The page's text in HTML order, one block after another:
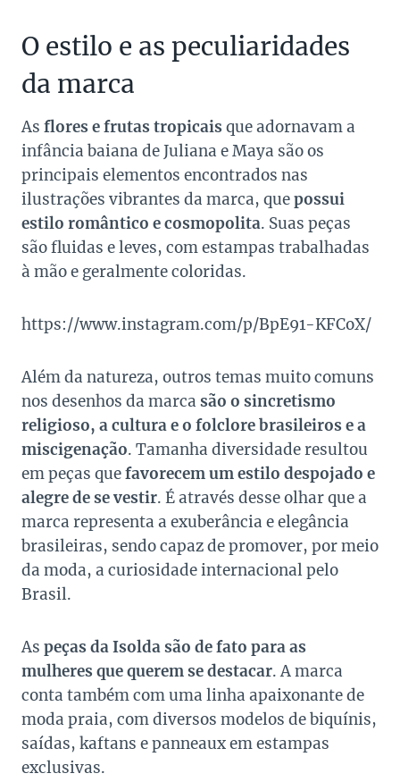
O estilo e as peculiaridades
da marca
As flores e frutas tropicais que adornavam a
infância baiana de Juliana e Maya são os
principais elementos encontrados nas
ilustrações vibrantes da marca, quepossui
estilo romântico e cosmopolita. Suas peças
são fluidas e leves, com estampas trabalhadas
à mão e geralmente coloridas.
https://www.instagram.com/p/BpE91-KFCoX/
Além da natureza, outros temas muito comuns
nos desenhos da marca são o sincretismo
religioso, a cultura e o folclore brasileiros e a
miscigenação. Tamanha diversidade resultou
em peças quefavorecem um estilo despojado e
alegre de se vestir. É através desse olhar que a
marca representa a exuberância e elegância
brasileiras, sendo capaz de promover, por meio
da moda, a curiosidade internacional pelo
Brasil.
As peças da Isolda são de fato para as
mulheres que querem se destacar. A marca
conta também com uma linha apaixonante de
moda praia, com diversos modelos de biquínis,
saídas, kaftans e panneaux em estampas
exclusivas.